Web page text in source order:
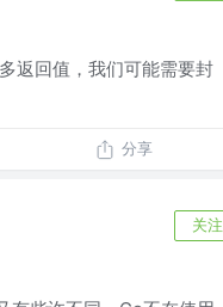
返回值，我们可能需要封
分享
关注